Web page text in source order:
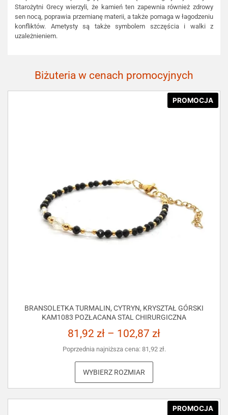
Starożytni Grecy wierzyli, że kamień ten zapewnia również zdrowy
sen nocą, poprawia przemianę materii, a także pomaga w łagodzeniu
konfliktów. Ametysty są także symbolem szczęścia i walki z
uzależnieniem.
Biżuteria w cenach promocyjnych
PROMOCJA
BRANSOLETKA TURMALIN, CYTRYN, KRYSZTAŁ GÓRSKI
KAM1083 POZŁACANA STAL CHIRURGICZNA
81,92 zł – 102,87 zł
Poprzednia najniższa cena: 81,92 zł.
WYBIERZ ROZMIAR
PROMOCJA